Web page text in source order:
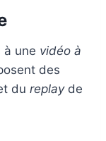
à une vidéo à
des
du replayde